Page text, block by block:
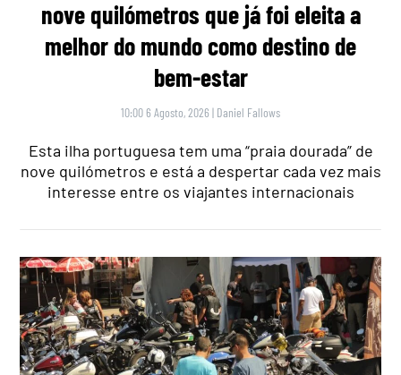
nove quilómetros que já foi eleita a
melhor do mundo como destino de
bem-estar
10:00 6 Agosto, 2026 | Daniel Fallows
Esta ilha portuguesa tem uma “praia dourada” de
nove quilómetros e está a despertar cada vez mais
interesse entre os viajantes internacionais